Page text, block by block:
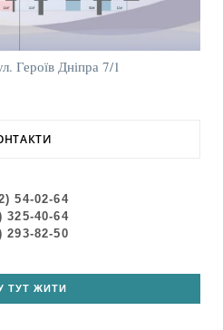
Героїв Дніпра 7/1
54-02-64
325-40-64
293-82-50
ТУТ ЖИТИ